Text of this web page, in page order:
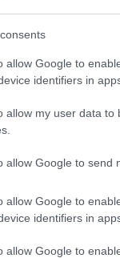
allow Google to
identifiers in
allow my user data
allow Google to send
allow Google to
identifiers in
allow Google to
διαδηλωτών
στην έδρα του
από
διαμαρτυρίες
δείξουν με
τους